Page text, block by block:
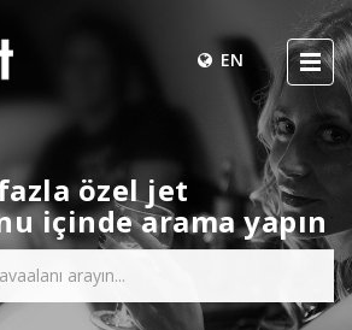
EN
özel jet
içinde arama yapın